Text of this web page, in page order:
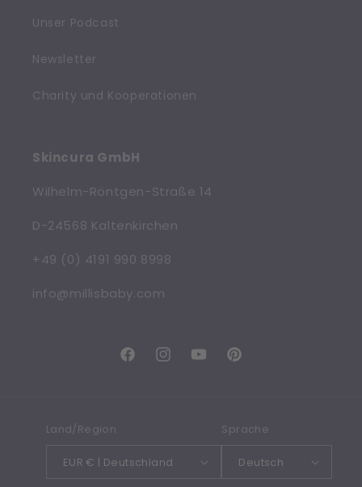
Unser Podcast
Newsletter
Charity und Kooperationen
Skincura GmbH
Wilhelm-Röntgen-Straße 14
D-24568 Kaltenkirchen
+49 (0) 4191 990 8998
info@millisbaby.com
FacebookInstagramYouTubePinterest
Land/Region
EUR € | Deutschland
Sprache
Deutsch